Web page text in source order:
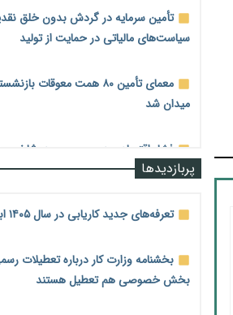
تأمین سرمایه در گردش بدون خلق
سیاست‌های مالیاتی در حمایت از تولید
معمای تأمین ۸۰ همت معوقات
میدان شد
درصد رسید
رشد ۷۵ هزار میلیاردی بازار خرید
احتمال اختلال ۲۴ ساعته در سامانه‌های تأمین اجتماعی
پربازدیدها
تعرفه‌های جدید کاریابی در سال ۱۴۰۵ ابلاغ شد
بخشنامه وزارت کار درباره تعطیلات
بخش خصوصی هم تعطیل هستند